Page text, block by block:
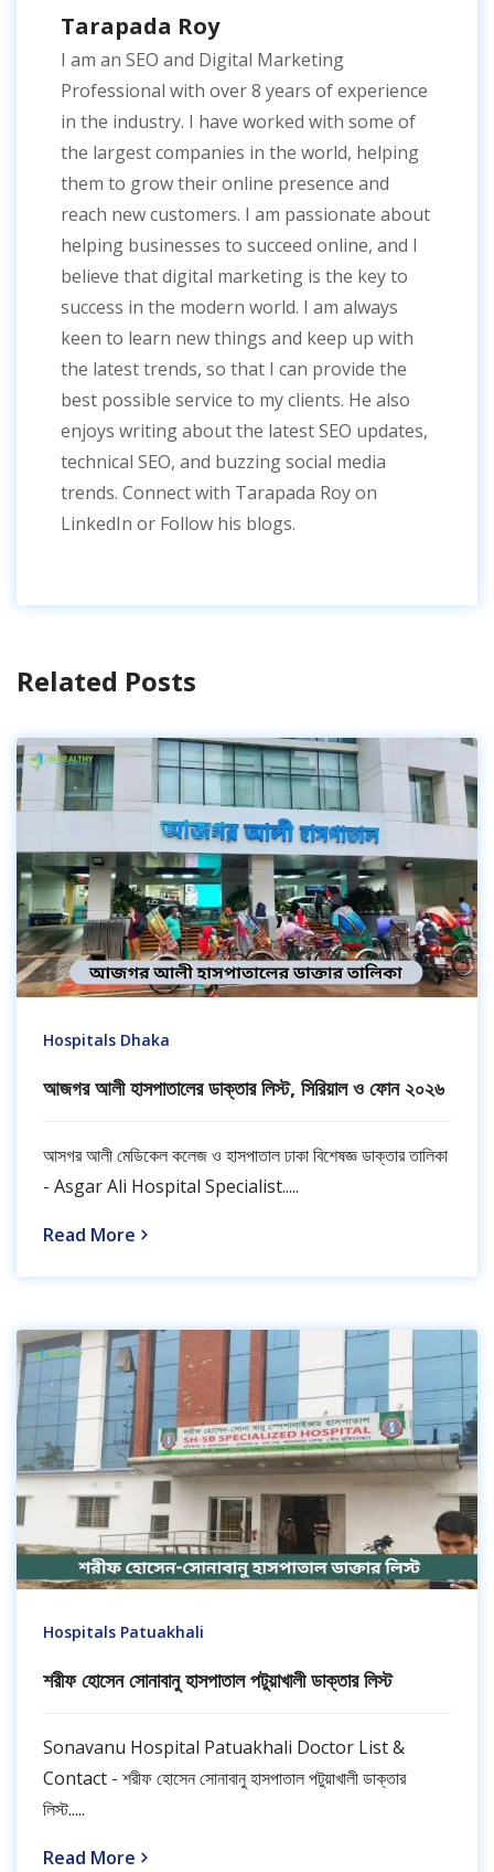
Tarapada Roy
I am an SEO and Digital Marketing
Professional with over 8 years of experience
in the industry. I have worked with some of
the largest companies in the world, helping
them to grow their online presence and
reach new customers. I am passionate about
helping businesses to succeed online, and I
believe that digital marketing is the key to
success in the modern world. I am always
keen to learn new things and keep up with
the latest trends, so that I can provide the
best possible service to my clients. He also
enjoys writing about the latest SEO updates,
technical SEO, and buzzing social media
trends. Connect with Tarapada Roy on
LinkedIn or Follow his blogs.
Related Posts
Hospitals Dhaka
আজগর আলী হাসপাতালের ডাক্তার লিস্ট, সিরিয়াল ও ফোন ২০২৬
আসগর আলী মেডিকেল কলেজ ও হাসপাতাল ঢাকা বিশেষজ্ঞ ডাক্তার তালিকা
- Asgar Ali Hospital Specialist.....
Read More
Hospitals Patuakhali
শরীফ হোসেন সোনাবানু হাসপাতাল পটুয়াখালী ডাক্তার লিস্ট
Sonavanu Hospital Patuakhali Doctor List &
Contact - শরীফ হোসেন সোনাবানু হাসপাতাল পটুয়াখালী ডাক্তার
লিস্ট.....
Read More